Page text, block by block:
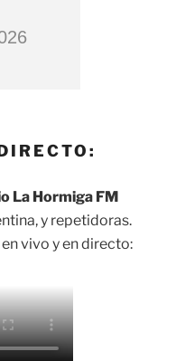
La Hormiga FM
y repetidoras.
vivo y en directo: